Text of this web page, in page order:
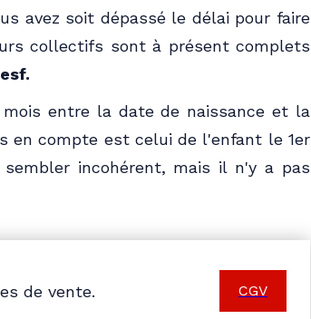
avez soit dépassé le délai pour faire
collectifs sont à présent complets
esf.
entre la date de naissance et la
en compte est celui de l'enfant le 1er
incohérent, mais il n'y a pas
de vente. CGV